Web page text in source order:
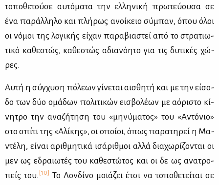
το­πο­θε­τού­σε αυ­τό­μα­τα την ελ­λη­νι­κή πρω­τεύ­ου­σα σε
ένα πα­ράλ­λη­λο και πλή­ρως ανοί­κειο σύ­μπαν, όπου όλοι
οι νό­μοι της λο­γι­κής εί­χαν πα­ρα­βια­στεί από το στρα­τιω­
τι­κό κα­θε­στώς, κα­θε­στώς αδια­νό­η­το για τις δυ­τι­κές χώ­
ρες.
Αυ­τή η σύγ­χυ­ση πό­λε­ων γί­νε­ται αι­σθη­τή και με την εί­σο­
δο των δύο ομά­δων πο­λι­τι­κών ει­σβο­λέ­ων με αό­ρι­στο κί­
νη­τρο την ανα­ζή­τη­ση του «μη­νύ­μα­τος» του «Αντό­νιο»
στο σπί­τι της «Αλί­κης», οι οποί­οι, όπως πα­ρα­τη­ρεί η Μα­
ντέ­λη, εί­ναι αριθ­μη­τι­κά ισά­ριθ­μοι αλ­λά δια­χω­ρί­ζο­νται οι
μεν ως εδραιω­τές του κα­θε­στώ­τος και οι δε ως ανα­τρο­
πείς του. [10] Το Λον­δί­νο μοιά­ζει έτσι να το­πο­θε­τεί­ται σε